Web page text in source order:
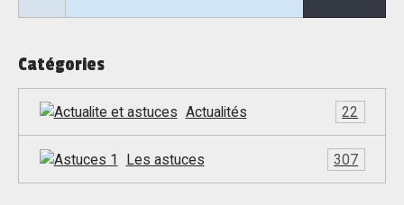
Catégories
Actualités 22
Les astuces 307